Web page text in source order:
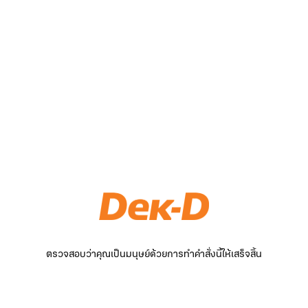
ตรวจสอบว่าคุณเป็นมนุษย์ด้วยการทำคำสั่งนี้ให้เสร็จสิ้น